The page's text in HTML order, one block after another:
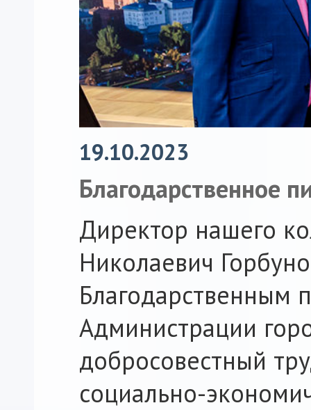
19.10.2023
Благодарственное
Директор нашего
Николаевич
Благодарственным
Администрации
добросовестный
социально-